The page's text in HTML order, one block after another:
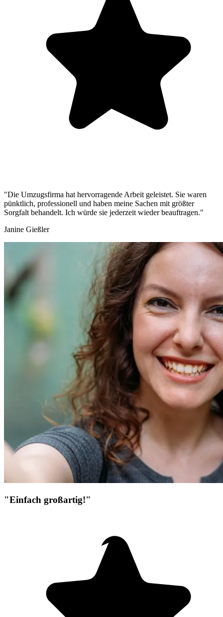
"Die Umzugsfirma hat hervorragende Arbeit geleistet. Sie waren
pünktlich, professionell und haben meine Sachen mit größter
Sorgfalt behandelt. Ich würde sie jederzeit wieder beauftragen."
Janine Gießler
"Einfach großartig!"